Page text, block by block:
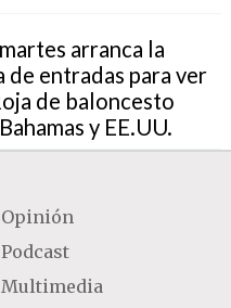
arranca la
de entradas para ver
de baloncesto
y EE.UU.
Opinión
Podcast
Multimedia